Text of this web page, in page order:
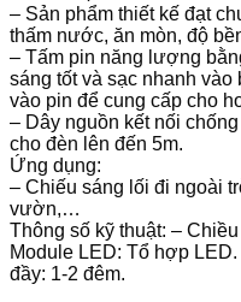
– Sản phẩm thiết kế đạt
thấm nước, ăn mòn, độ
– Tấm pin năng lượng
sáng tốt và sạc nhanh
vào pin để cung cấp cho
– Dây nguồn kết nối
cho đèn lên đến 5m.
Ứng dụng:
– Chiếu sáng lối đi ngoài
vườn,…
Thông số kỹ thuật: –
Module LED: Tổ hợp
đầy: 1-2 đêm.